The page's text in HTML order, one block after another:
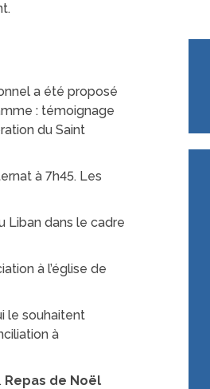
a été proposé
: témoignage
du Saint
à 7h45. Les
Liban dans le cadre
à l’église de
le souhaitent
à
Repas de Noël